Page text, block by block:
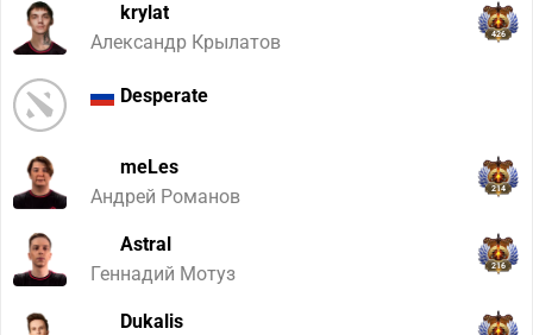
krylat
Александр Крылатов
426
Desperate
meLes
Андрей Романов
214
Astral
Геннадий Мотуз
216
Dukalis